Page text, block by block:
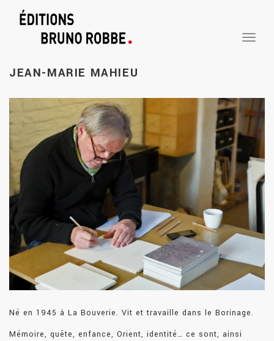
TOGGLE
JEAN-MARIE MAHIEU
Né en 1945 à La Bouverie. Vit et travaille dans le Borinage.
Mémoire, quête, enfance, Orient, identité… ce sont, ainsi